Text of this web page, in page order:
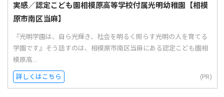
実感／認定こども園相模原高等学校付属光明幼稚園【相模
原市南区当麻】
『光明学園は、自ら光輝き、社会を明るく照らす光明の人を育てる
学園です』そう話すのは、相模原市南区当麻にある認定こども園相
模原高...
詳しくはこちら (PR)